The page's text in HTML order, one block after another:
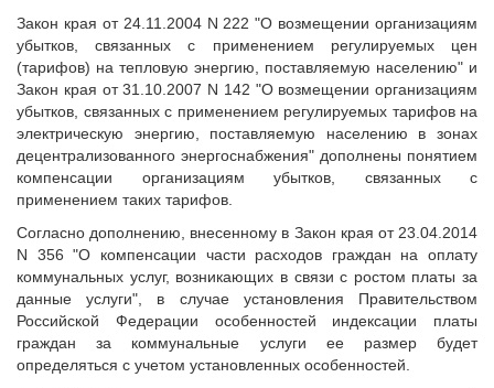
Закон края от 24.11.2004 N 222 "О возмещении организациям
убытков, связанных с применением регулируемых цен
(тарифов) на тепловую энергию, поставляемую населению" и
Закон края от 31.10.2007 N 142 "О возмещении организациям
убытков, связанных с применением регулируемых тарифов на
электрическую энергию, поставляемую населению в зонах
децентрализованного энергоснабжения" дополнены понятием
компенсации организациям убытков, связанных с
применением таких тарифов.
Согласно дополнению, внесенному в Закон края от 23.04.2014
N 356 "О компенсации части расходов граждан на оплату
коммунальных услуг, возникающих в связи с ростом платы за
данные услуги", в случае установления Правительством
Российской Федерации особенностей индексации платы
граждан за коммунальные услуги ее размер будет
определяться с учетом установленных особенностей.